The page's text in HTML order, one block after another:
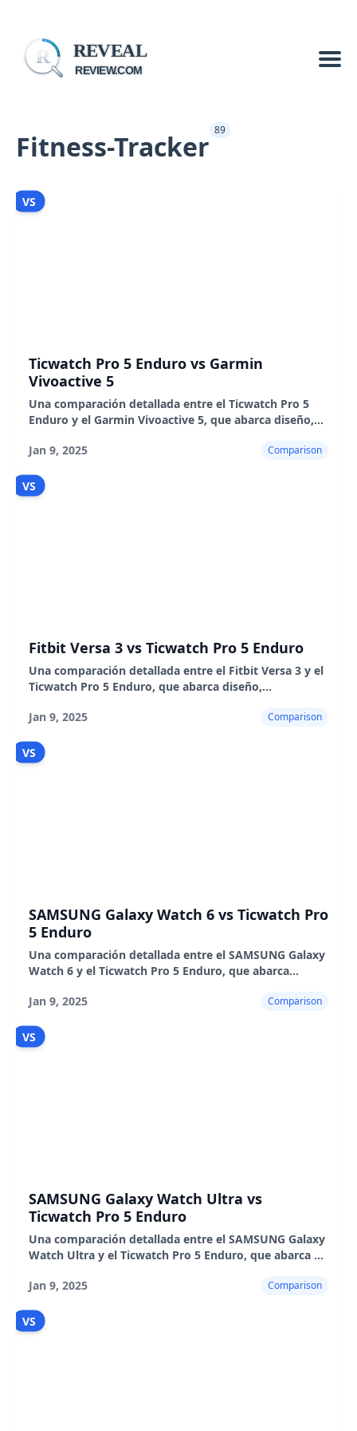
R REVEAL
REVIEW.COM
Fitness-Tracker 89
VS
Ticwatch Pro 5 Enduro vs Garmin
Vivoactive 5
Una comparación detallada entre el Ticwatch Pro 5
Enduro y el Garmin Vivoactive 5, que abarca diseño,
seguimiento de la salud.
Jan 9, 2025 Comparison
VS
Fitbit Versa 3 vs Ticwatch Pro 5 Enduro
Una comparación detallada entre el Fitbit Versa 3 y el
Ticwatch Pro 5 Enduro, que abarca diseño,
más.
Jan 9, 2025 Comparison
VS
SAMSUNG Galaxy Watch 6 vs Ticwatch Pro
5 Enduro
Una comparación detallada entre el SAMSUNG Galaxy
Watch 6 y el Ticwatch Pro 5 Enduro, que abarca
batería y pros y contras.
Jan 9, 2025 Comparison
VS
SAMSUNG Galaxy Watch Ultra vs
Ticwatch Pro 5 Enduro
Una comparación detallada entre el SAMSUNG Galaxy
Watch Ultra y el Ticwatch Pro 5 Enduro, que abarca el
experiencia del usuario.
Jan 9, 2025 Comparison
VS